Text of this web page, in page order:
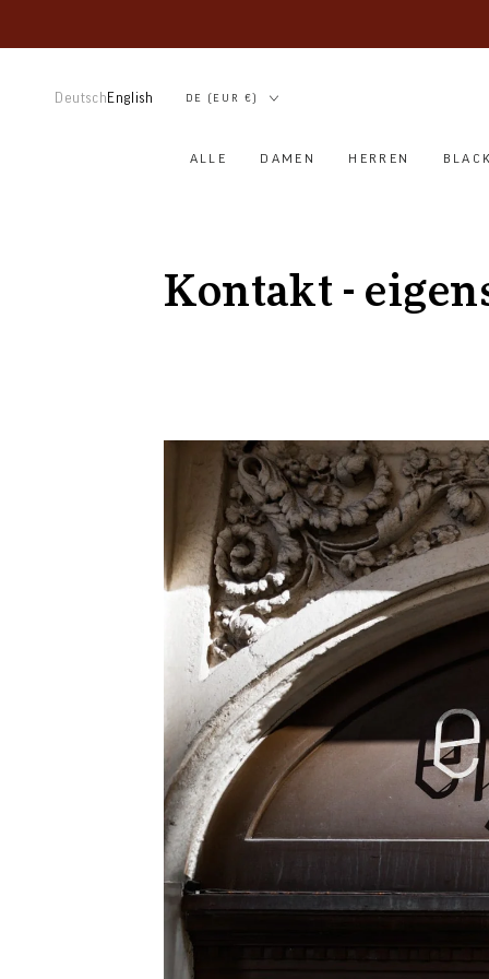
Sprache
Deutsch English DE (EUR €)
ALLE DAMEN HERREN
Kontakt -